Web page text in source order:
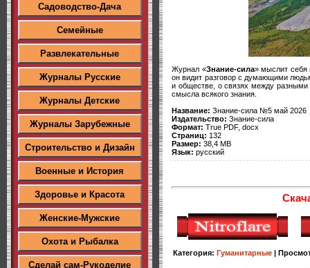
Садоводство-Дача
Семейные
Развлекательные
Журналы Русские
Журналы Детские
Журналы Зарубежные
Строительство и Дизайн
Военные и История
Здоровье и Красота
Женские-Мужские
Охота и Рыбалка
Сделай сам-Рукоделие
Журнал «Знание-сила» мыслит себя
он видит разговор с думающими
и обществе, о связях между разными
смысла всякого знания.
Название: Знание-сила №5 май 2026
Издательство: Знание-сила
Формат: True PDF, docx
Страниц: 132
Размер: 38,4 MB
Язык: русский
Категория: Гуманитарные